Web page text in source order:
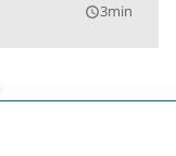
query_builder3min